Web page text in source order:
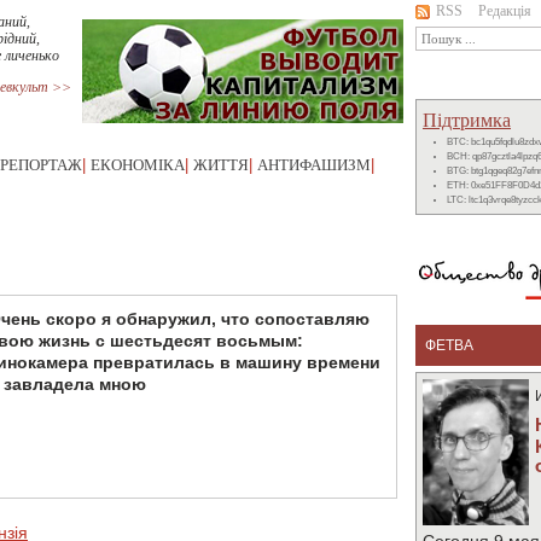
>>
РЕПОРТАЖ ЕКОНОМІКА ЖИТТЯ АНТИФАШИЗМ
скоро я обнаружил, что сопоставляю
жизнь с шестьдесят восьмым:
превратилась в машину времени
завладела мною
RSS Редакція
Підтримка
BTC:
BCH:
BTG:
ETH:
LTC:
ФЕТВА